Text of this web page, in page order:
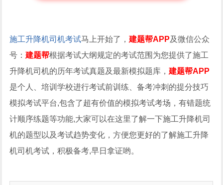
施工升降机司机考试马上开始了，建题帮APP及微信公众
号：建题帮根据考试大纲规定的考试范围为您提供了施工
升降机司机的历年考试真题及最新模拟题库，建题帮APP
是个人、培训学校进行考试前训练、备考冲刺的提分技巧
模拟考试平台,包含了超有价值的模拟考试考场，有错题统
计顺序练题等功能,大家可以在这里了解一下施工升降机司
机的题型以及考试趋势变化，方便您更好的了解施工升降
机司机考试，积极备考,早日拿证哟。